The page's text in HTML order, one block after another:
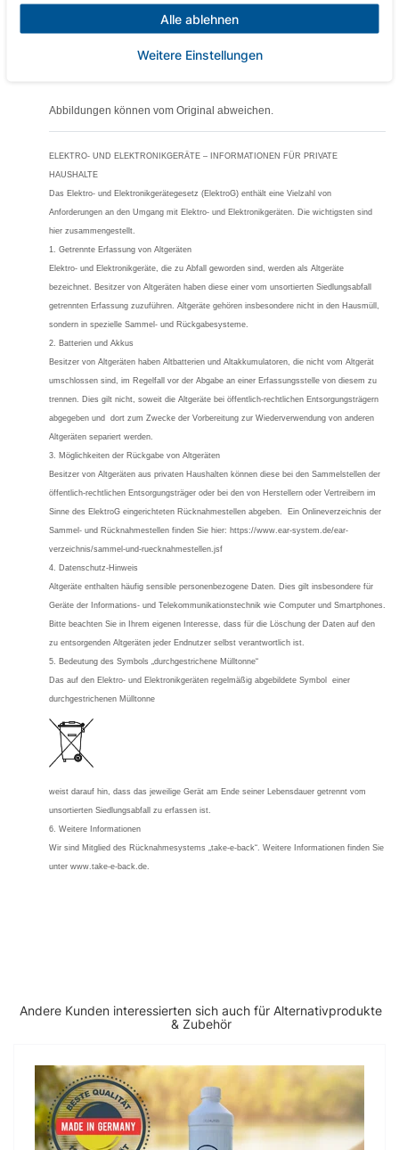
Aufbau & Inbetriebnahme
Aufbau und Inbetriebnahme Service können Sie gerne gleich mit
Abbildungen können vom Original abweichen.
ELEKTRO- UND ELEKTRONIKGERÄTE – INFORMATIONEN FÜR PRIVATE
HAUSHALTE
Das Elektro- und Elektronikgerätegesetz (ElektroG) enthält eine Vielzahl von
Anforderungen an den Umgang mit Elektro- und Elektronikgeräten. Die wichtigsten sind
hier zusammengestellt.
1. Getrennte Erfassung von Altgeräten
Elektro- und Elektronikgeräte, die zu Abfall geworden sind, werden als Altgeräte
bezeichnet. Besitzer von Altgeräten haben diese einer vom unsortierten Siedlungsabfall
getrennten Erfassung zuzuführen. Altgeräte gehören insbesondere nicht in den Hausmüll,
sondern in spezielle Sammel- und Rückgabesysteme.
2. Batterien und Akkus
Besitzer von Altgeräten haben Altbatterien und Altakkumulatoren, die nicht vom Altgerät
umschlossen sind, im Regelfall vor der Abgabe an einer Erfassungsstelle von diesem zu
trennen. Dies gilt nicht, soweit die Altgeräte bei öffentlich-rechtlichen Entsorgungsträgern
abgegeben und dort zum Zwecke der Vorbereitung zur Wiederverwendung von anderen
Altgeräten separiert werden.
3. Möglichkeiten der Rückgabe von Altgeräten
Besitzer von Altgeräten aus privaten Haushalten können diese bei den Sammelstellen der
öffentlich-rechtlichen Entsorgungsträger oder bei den von Herstellern oder Vertreibern im
Sinne des ElektroG eingerichteten Rücknahmestellen abgeben. Ein Onlineverzeichnis der
Sammel- und Rücknahmestellen finden Sie hier: https://www.ear-system.de/ear-
verzeichnis/sammel-und-ruecknahmestellen.jsf
4. Datenschutz-Hinweis
Altgeräte enthalten häufig sensible personenbezogene Daten. Dies gilt insbesondere für
Geräte der Informations- und Telekommunikationstechnik wie Computer und Smartphones.
Bitte beachten Sie in Ihrem eigenen Interesse, dass für die Löschung der Daten auf den
zu entsorgenden Altgeräten jeder Endnutzer selbst verantwortlich ist.
5. Bedeutung des Symbols „durchgestrichene Mülltonne“
Das auf den Elektro- und Elektronikgeräten regelmäßig abgebildete Symbol einer
durchgestrichenen Mülltonne
weist darauf hin, dass das jeweilige Gerät am Ende seiner Lebensdauer getrennt vom
unsortierten Siedlungsabfall zu erfassen ist.
6. Weitere Informationen
Wir sind Mitglied des Rücknahmesystems „take-e-back“. Weitere Informationen finden Sie
unter www.take-e-back.de.
Andere Kunden interessierten sich auch für Alternativprodukte
& Zubehör
Alle ablehnen
Weitere Einstellungen